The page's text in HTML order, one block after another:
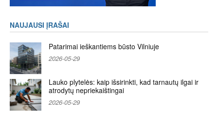
NAUJAUSI ĮRAŠAI
Patarimai ieškantiems būsto Vilniuje
2026-05-29
Lauko plytelės: kaip išsirinkti, kad tarnautų ilgai ir
atrodytų nepriekaištingai
2026-05-29